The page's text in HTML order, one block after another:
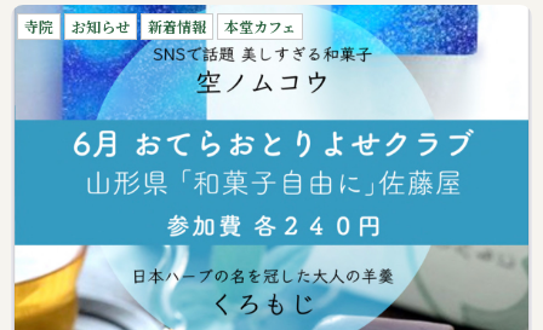
寺院 お知らせ 新着情報 本堂カフェ